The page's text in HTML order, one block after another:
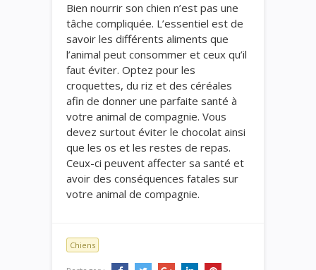
Bien nourrir son chien n’est pas une
tâche compliquée. L’essentiel est de
savoir les différents aliments que
l’animal peut consommer et ceux qu’il
faut éviter. Optez pour les
croquettes, du riz et des céréales
afin de donner une parfaite santé à
votre animal de compagnie. Vous
devez surtout éviter le chocolat ainsi
que les os et les restes de repas.
Ceux-ci peuvent affecter sa santé et
avoir des conséquences fatales sur
votre animal de compagnie.
Chiens